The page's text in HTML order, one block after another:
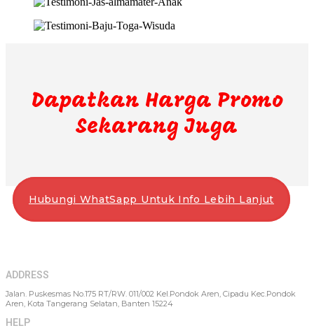
Dapatkan Harga Promo
Sekarang Juga
Hubungi WhatSapp Untuk Info Lebih Lanjut
ADDRESS
Jalan. Puskesmas No.175 RT/RW. 011/002 Kel.Pondok Aren, Cipadu Kec.Pondok
Aren, Kota Tangerang Selatan, Banten 15224
HELP